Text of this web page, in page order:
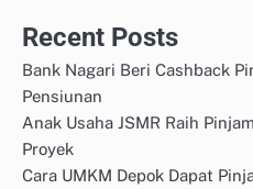
Recent Posts
Bank Nagari Beri Cashback
Pensiunan
Anak Usaha JSMR Raih
Proyek
Cara UMKM Depok Dapat